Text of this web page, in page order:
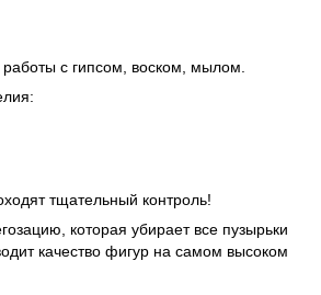
с гипсом, воском, мылом.
тщательный контроль!
которая убирает все пузырьки
качество фигур на самом высоком